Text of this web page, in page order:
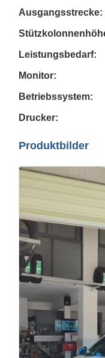
Ausgangsstrecke:
Leistungsbedarf:
Monitor:
Betriebssystem:
Drucker:
Produktbilder